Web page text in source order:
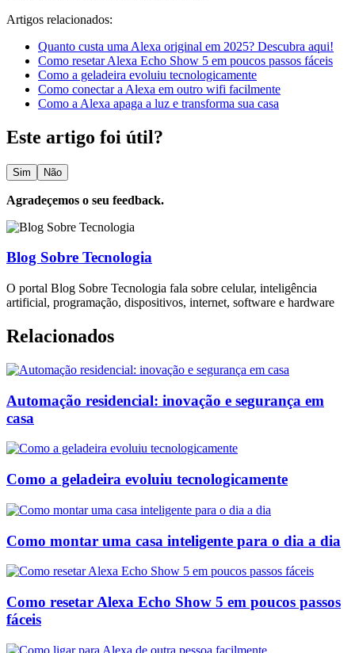
Artigos relacionados:
Quanto custa uma Alexa original em 2025? Descubra aqui!
Como resetar Alexa Echo Show 5 em poucos passos fáceis
Como a geladeira evoluiu tecnologicamente
Como conectar a Alexa em outro wifi facilmente
Como a Alexa apaga a luz e transforma sua casa
Este artigo foi útil?
Sim Não
Agradeçemos o seu feedback.
Blog Sobre Tecnologia
O portal Blog Sobre Tecnologia fala sobre celular, inteligência
artificial, programação, dispositivos, internet, software e hardware
Relacionados
Automação residencial: inovação e segurança em
casa
Como a geladeira evoluiu tecnologicamente
Como montar uma casa inteligente para o dia a dia
Como resetar Alexa Echo Show 5 em poucos passos
fáceis